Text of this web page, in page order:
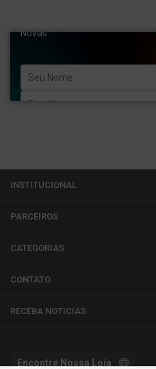
Novas
INSTITUCIONAL
PARCEIROS
CATEGORIAS
CONTATO
RECEBA NOTICIAS
Encontre Nossa Loja